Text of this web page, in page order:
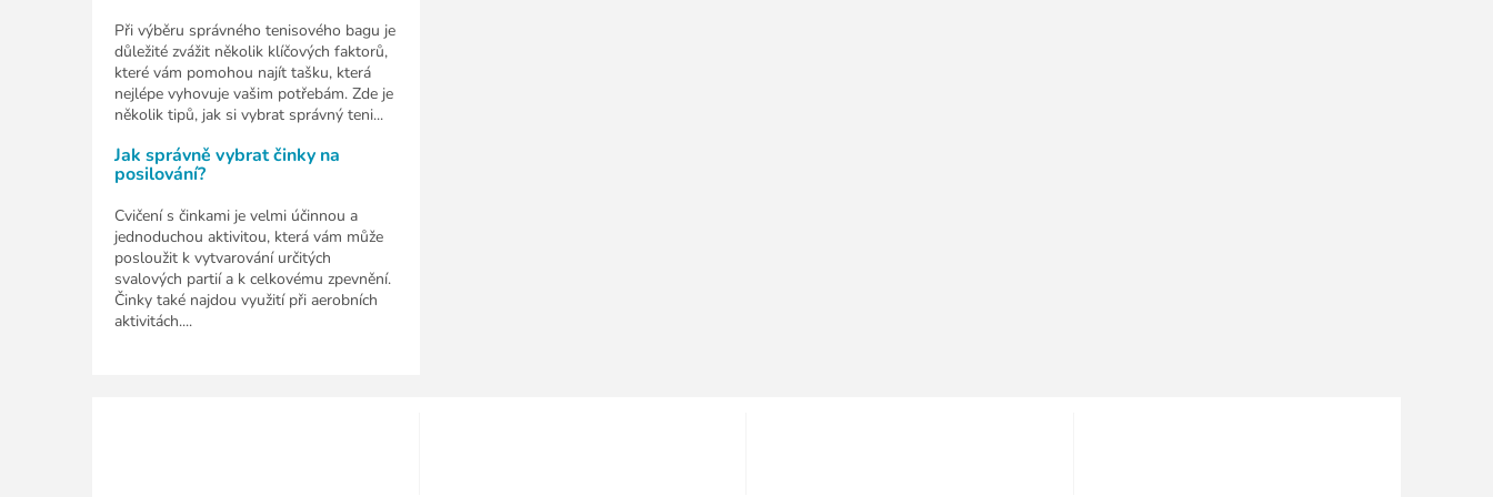
Při výběru správného tenisového bagu je
důležité zvážit několik klíčových faktorů,
které vám pomohou najít tašku, která
nejlépe vyhovuje vašim potřebám. Zde je
několik tipů, jak si vybrat správný teni...
Jak správně vybrat činky na
posilování?
Cvičení s činkami je velmi účinnou a
jednoduchou aktivitou, která vám může
posloužit k vytvarování určitých
svalových partií a k celkovému zpevnění.
Činky také najdou využití při aerobních
aktivitách....